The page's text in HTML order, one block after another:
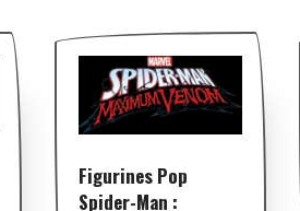
Figurines Pop
Spider-Man :